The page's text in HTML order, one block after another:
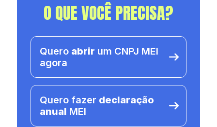
O QUE VOCÊ PRECISA?
Quero abrir um CNPJ MEI
agora
Quero fazer declaração
anual MEI